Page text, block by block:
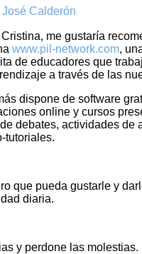
Calderón
me gustaría
www.pil-network.com,
de educadores que
a través de las
dispone de software
online y cursos
debates, actividades de
tutoriales.
que pueda gustarle y
diaria.
y perdone las molestias.